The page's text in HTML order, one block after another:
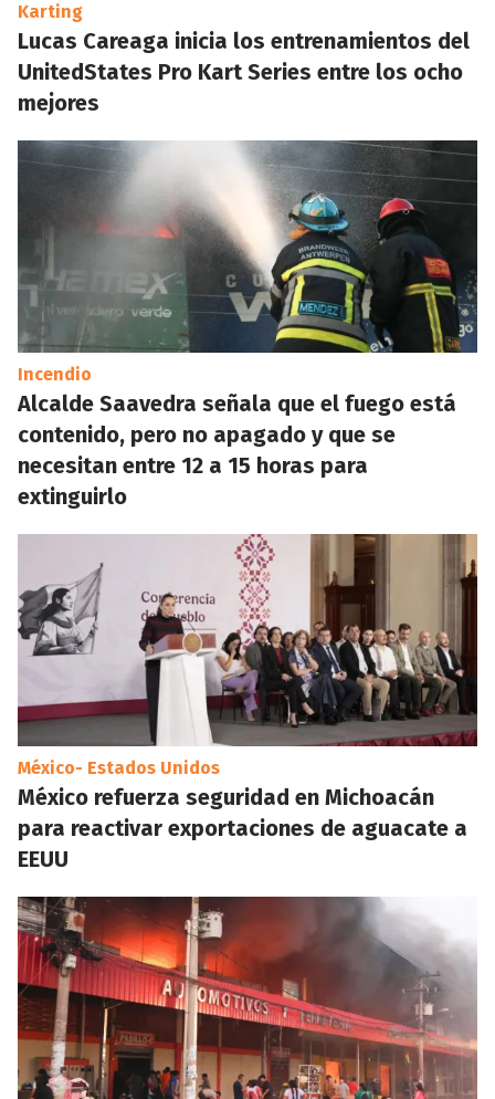
Karting
Lucas Careaga inicia los entrenamientos del
UnitedStates Pro Kart Series entre los ocho
mejores
Incendio
Alcalde Saavedra señala que el fuego está
contenido, pero no apagado y que se
necesitan entre 12 a 15 horas para
extinguirlo
México- Estados Unidos
México refuerza seguridad en Michoacán
para reactivar exportaciones de aguacate a
EEUU